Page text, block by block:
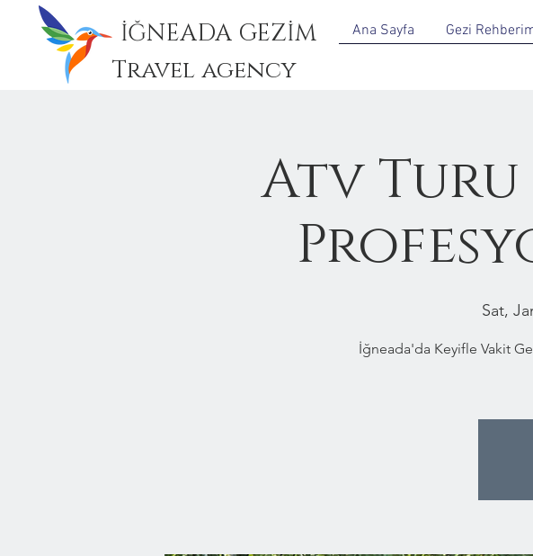
İĞNEADA GEZİM
Travel agency
Ana Sayfa Gezi
Atv
Sat,
İğneada'da Keyifle Vakit